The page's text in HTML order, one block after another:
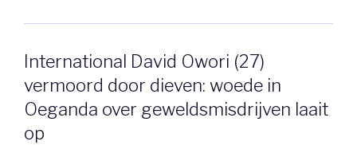
International David Owori (27)
vermoord door dieven: woede in
Oeganda over geweldsmisdrijven laait
op